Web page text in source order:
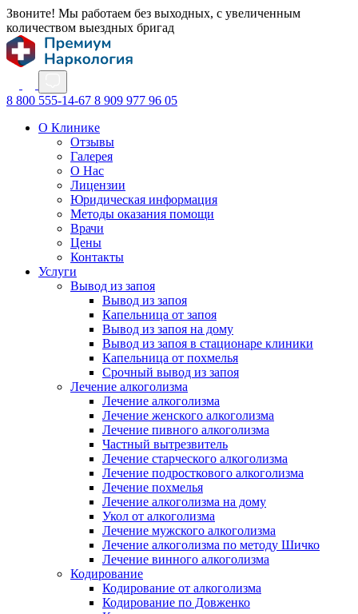
Звоните! Мы работаем без выходных, с увеличенным
количеством выездных бригад
8 800 555-14-67 8 909 977 96 05
О Клинике
Отзывы
Галерея
О Нас
Лицензии
Юридическая информация
Методы оказания помощи
Врачи
Цены
Контакты
Услуги
Вывод из запоя
Вывод из запоя
Капельница от запоя
Вывод из запоя на дому
Вывод из запоя в стационаре клиники
Капельница от похмелья
Срочный вывод из запоя
Лечение алкоголизма
Лечение алкоголизма
Лечение женского алкоголизма
Лечение пивного алкоголизма
Частный вытрезвитель
Лечение старческого алкоголизма
Лечение подросткового алкоголизма
Лечение похмелья
Лечение алкоголизма на дому
Укол от алкоголизма
Лечение мужского алкоголизма
Лечение алкоголизма по методу Шичко
Лечение винного алкоголизма
Кодирование
Кодирование от алкоголизма
Кодирование по Довженко